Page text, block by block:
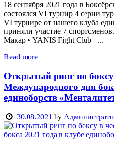
18 сентября 2021 года в
состоялся VI турнир 4 серии
VI турнире от нашего клуба
приняли участие 7
Макар • YANIS Fight Club –...
Read more
Открытый ринг по боксу
Международного дня
единоборств
30.08.2021 by